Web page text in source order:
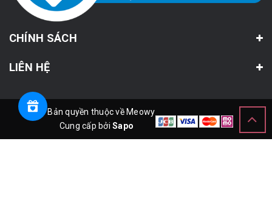
CHÍNH SÁCH
LIÊN HỆ
© Bản quyền thuộc về Meowy
Cung cấp bởiSapo